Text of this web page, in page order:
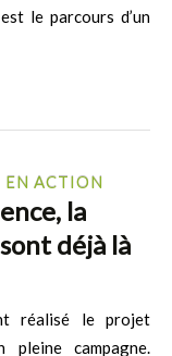
le parcours d’un
EN ACTION
la
déjà là
réalisé le projet
pleine campagne.